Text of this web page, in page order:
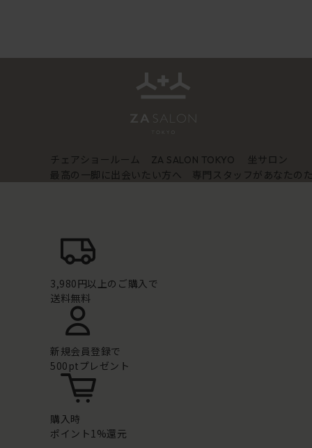
チェアショールーム ZA SALON TOKYO
坐サロン
最高の一脚に出会いたい方へ 専門スタッフがあなたの
3,980円以上のご購入で
送料無料
新規会員登録で
500ptプレゼント
購入時
ポイント1%還元